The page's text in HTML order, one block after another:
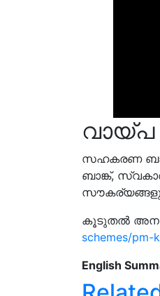
വായ്പ
സഹകരണ
ബാങ്ക്,
കൂടുതല്‍
schemes/pm-
English